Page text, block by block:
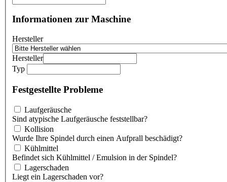
Informationen zur Maschine
Hersteller
Hersteller
Typ
Festgestellte Probleme
Laufgeräusche
Sind atypische Laufgeräusche feststellbar?
Kollision
Wurde Ihre Spindel durch einen Aufprall beschädigt?
Kühlmittel
Befindet sich Kühlmittel / Emulsion in der Spindel?
Lagerschaden
Liegt ein Lagerschaden vor?